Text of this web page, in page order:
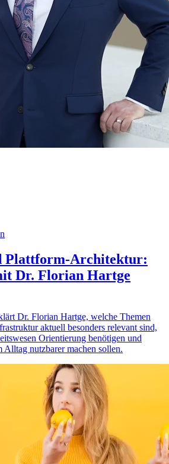
Plattform-Architektur:
Dr. Florian Hartge
Dr. Florian Hartge, welche Themen
aktuell besonders relevant sind,
Orientierung benötigen und
nutzbarer machen sollen.